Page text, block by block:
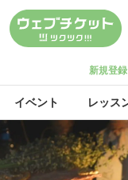
新規登録
イベント レッス